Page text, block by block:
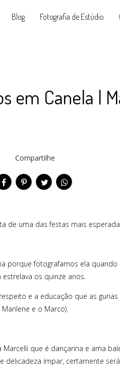
Blog Fotografia de Estúdio
em Canela |
Compartilhe
de uma das festas mais
porque fotografamos ela
estrelava os quinze anos.
e a educação que as
Marilene e o Marco).
que é dançarina e ama
delicadeza ímpar, certamente